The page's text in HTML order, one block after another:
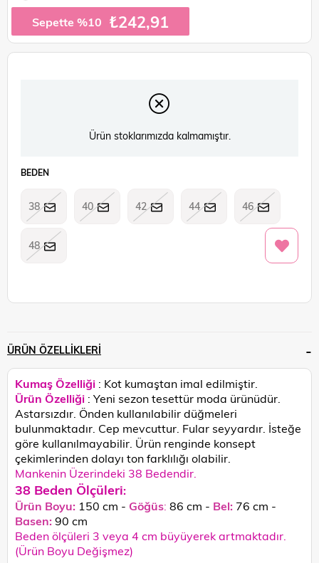
Sepette %10 ₺242,91
Ürün stoklarımızda kalmamıştır.
BEDEN
38 40 42 44 46
48
ÜRÜN ÖZELLIKLERI
Kumaş Özelliği : Kot kumaştan imal edilmiştir.
Ürün Özelliği : Yeni sezon tesettür moda ürünüdür.
Astarsızdır. Önden kullanılabilir düğmeleri
bulunmaktadır. Cep mevcuttur. Fular seyyardır. İsteğe
göre kullanılmayabilir. Ürün renginde konsept
çekimlerinden dolayı ton farklılığı olabilir.
Mankenin Üzerindeki 38 Bedendir.
38 Beden Ölçüleri:
Ürün Boyu: 150 cm - Göğüs: 86 cm - Bel: 76 cm -
Basen:90 cm
Beden ölçüleri 3 veya 4 cm büyüyerek artmaktadır.
(Ürün Boyu Değişmez)